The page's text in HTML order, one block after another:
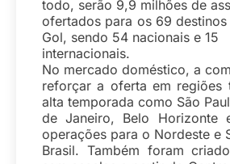
todo, serão 9,9 milhões de
ofertados para os 69
Gol, sendo 54 nacionais e 15
internacionais.
No mercado doméstico, a
reforçar a oferta em regiões
alta temporada como São
de Janeiro, Belo Horizonte
operações para o Nordeste e
Brasil. Também foram